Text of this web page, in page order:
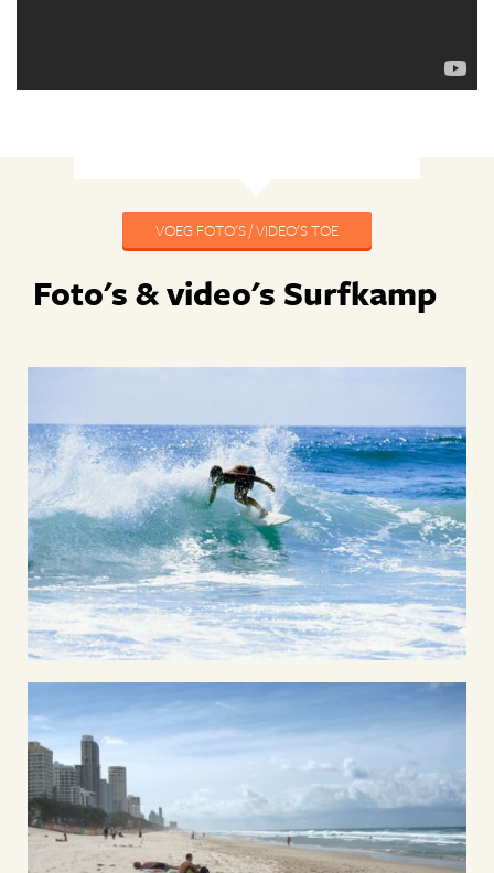
VOEG FOTO'S / VIDEO'S TOE
Foto's & video's Surfkamp